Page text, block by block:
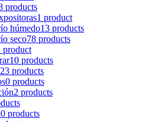
products
1 product
húmedo13 products
seco78 products
product
10 products
23 products
0 products
2 products
0 products